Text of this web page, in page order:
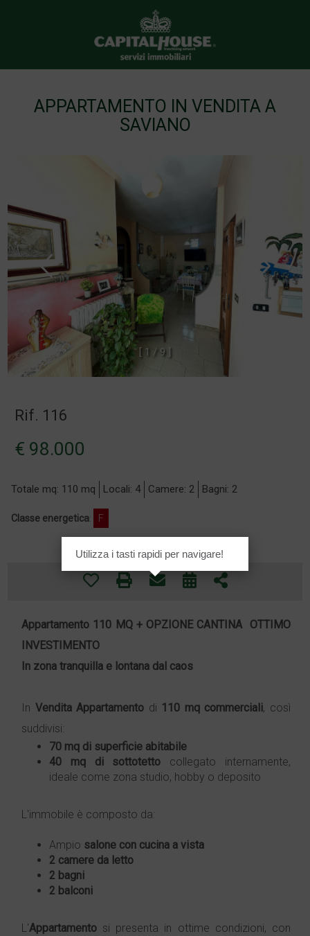
APPARTAMENTO IN VENDITA A
SAVIANO
[ 1 / 9
Rif. 116
€ 98.000
Totale mq: 110 mq Locali: 4 Camere: 2 Bagni: 2
Classe energetica: F
Appartamento 110 MQ + OPZIONE CANTINA  OTTIMO
INVESTIMENTO
In zona tranquilla e lontana dal caos
In Vendita Appartamento di 110 mq commerciali, così
suddivisi:
70 mq di superficie abitabile
40 mq di sottotetto collegato internamente,
ideale come zona studio, hobby o deposito
L'immobile è composto da:
Ampio salone con cucina a vista
2 camere da letto
2 bagni
2 balconi
L'Appartamento si presenta in ottime condizioni, con
Utilizza i tasti rapidi per navigare!